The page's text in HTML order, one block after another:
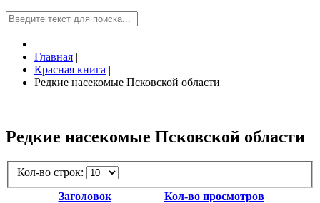
Главная |
Красная книга |
Редкие насекомые Псковской области
Редкие насекомые Псковской области
Кол-во строк:
Заголовок
Кол-во просмотров